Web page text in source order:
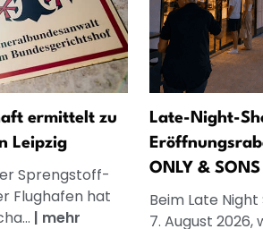
ermittelt zu
Leipzig
Sprengstoff-
Flughafen hat
| mehr
Late-Night-
ONLY & SONS
Beim Late
7. August 2026,